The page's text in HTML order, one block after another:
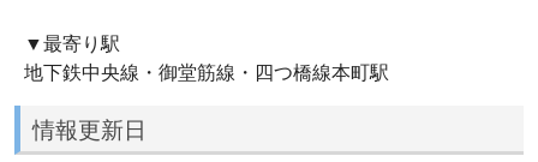
▼最寄り駅
地下鉄中央線・御堂筋線・四つ橋線本町駅
情報更新日